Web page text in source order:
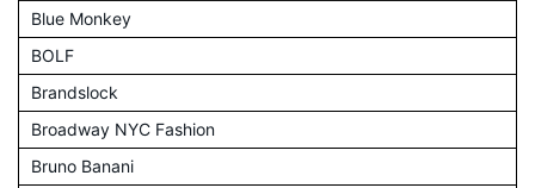
Blue Monkey
BOLF
Brandslock
Broadway NYC Fashion
Bruno Banani